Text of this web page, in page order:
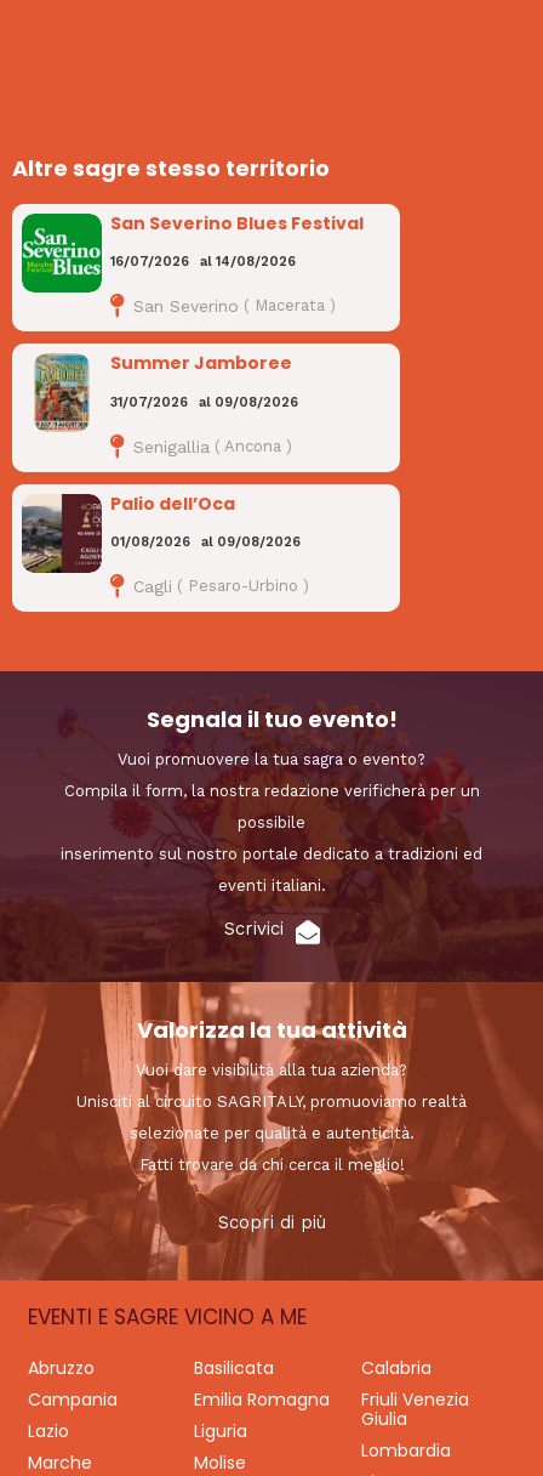
Altre sagre stesso territorio
San Severino Blues Festival
16/07/2026 al14/08/2026
San Severino ( Macerata )
Summer Jamboree
31/07/2026 al 09/08/2026
Senigallia ( Ancona )
Palio dell’Oca
01/08/2026 al 09/08/2026
Cagli ( Pesaro-Urbino )
Segnala il tuo evento!
Vuoi promuovere la tua sagra o evento?
Compila il form, la nostra redazione verificherà per un
possibile
inserimento sul nostro portale dedicato a tradizioni ed
eventi italiani.
Scrivici
Valorizza la tua attività
Vuoi dare visibilità alla tua azienda?
Unisciti al circuito SAGRITALY, promuoviamo realtà
selezionate per qualità e autenticità.
Fatti trovare da chi cerca il meglio!
Scopri di più
EVENTI E SAGRE VICINO A ME
Abruzzo Basilicata
Calabria
Campania
Emilia Romagna
Friuli Venezia
Giulia
Lazio
Liguria
Lombardia
Marche
Molise